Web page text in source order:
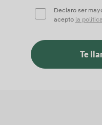
Declaro ser
acepto la
Te